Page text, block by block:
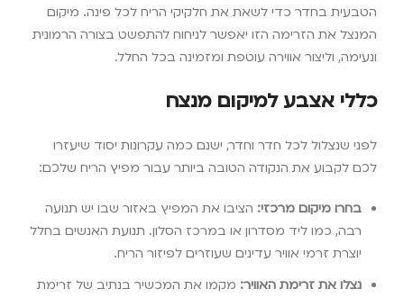
הטבעית בחדר כדי לשאת את חלקיקי הריח לכל פינה. מיקום
המנצל את הזרימה הזו יאפשר לניחוח להתפשט בצורה הרמונית
ונעימה, וליצור אווירה עוטפת ומזמינה בכל החלל.
כללי אצבע למיקום מנצח
לפני שנצלול לכל חדר וחדר, ישנם כמה עקרונות יסוד שיעזרו
לכם לקבוע את הנקודה הטובה ביותר עבור מפיץ הריח שלכם:
בחרו מיקום מרכזי: הציבו את המפיץ באזור שבו יש תנועה
רבה, כמו ליד מסדרון או במרכז הסלון. תנועת האנשים בחלל
יוצרת זרמי אוויר עדינים שעוזרים לפיזור הריח.
נצלו את זרימת האוויר: מקמו את המכשיר בנתיב של זרימת